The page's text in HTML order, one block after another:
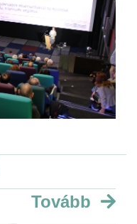
Tovább